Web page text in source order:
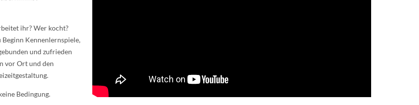
ihr? Wer kocht?
Kennenlernspiele,
und zufrieden
vor Ort und den
Bedingung.